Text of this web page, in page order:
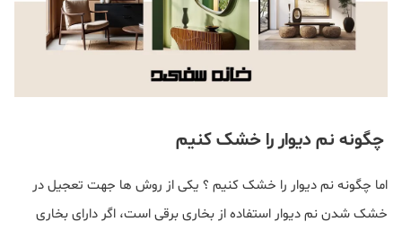
چگونه نم دیوار را خشک کنیم
اما چگونه نم دیوار را خشک کنیم ؟ یکی از روش ها جهت تعجیل در
خشک شدن نم دیوار استفاده از بخاری برقی است، اگر دارای بخاری